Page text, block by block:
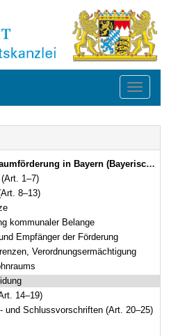
Toggle
– BayWoFG) Vom 10. April 2007 (GVBl. S. 260) BayRS 2330-2-B (Art. 1–25)
1–7)
8–13)
kommunaler Belange
Empfänger der Förderung
Verordnungsermächtigung
14–19)
und Schlussvorschriften (Art. 20–25)